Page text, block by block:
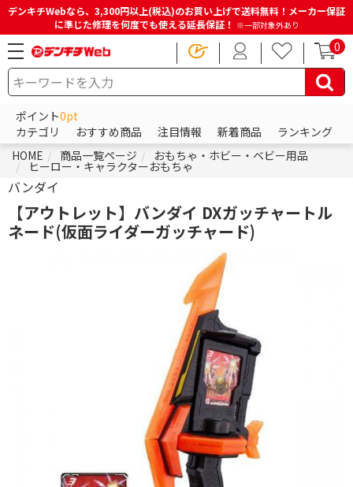
デンキチWebなら、3,300円以上(税込)のお買い上げで送料無料！メーカー保証
に準じた修理を何度でも使える延長保証！ ※一部対象外あり
0
ポイント0pt
カテゴリ
おすすめ商品 注目情報 新着商品
ランキング
HOME
商品一覧ページ おもちゃ・ホビー・ベビー用品
ヒーロー・キャラクターおもちゃ
バンダイ
【アウトレット】バンダイ DXガッチャートル
ネード(仮面ライダーガッチャード)